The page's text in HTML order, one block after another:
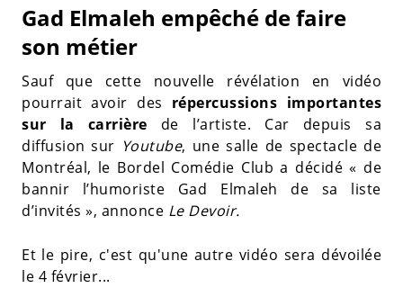
Gad Elmaleh empêché de faire
son métier
Sauf que cette nouvelle révélation en vidéo
pourrait avoir des répercussions importantes
sur la carrière de l’artiste. Car depuis sa
diffusion sur Youtube, une salle de spectacle de
Montréal, le Bordel Comédie Club a décidé « de
bannir l’humoriste Gad Elmaleh de sa liste
d’invités », annonce Le Devoir.
Et le pire, c'est qu'une autre vidéo sera dévoilée
le 4 février...